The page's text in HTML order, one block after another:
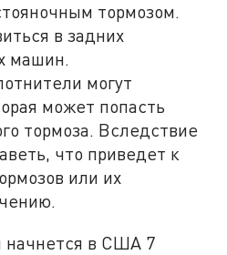
тормозом.
в задних
машин.
могут
может попасть
тормоза. Вследствие
что приведет к
или их
начнется в США 7